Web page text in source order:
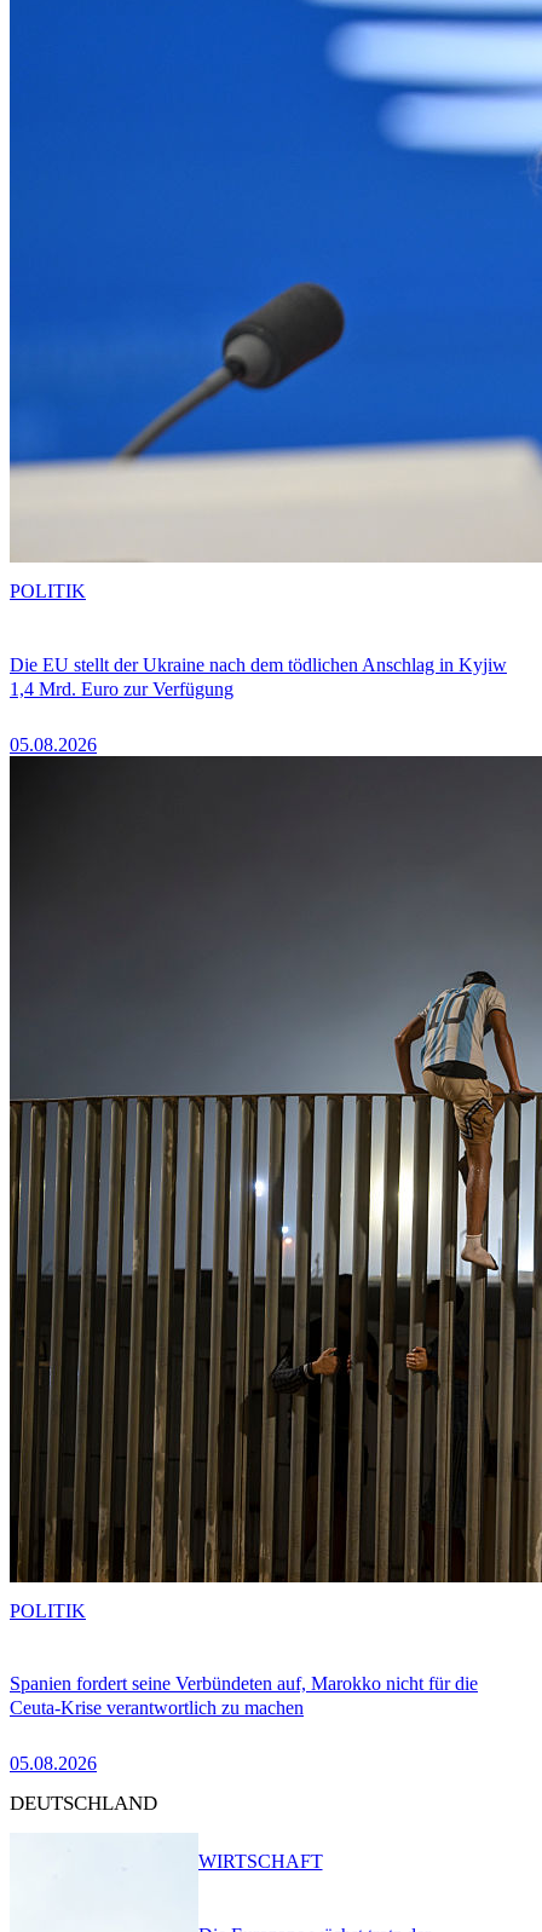
Die EU stellt der Ukraine nach dem tödlichen Anschlag in Kyjiw
1,4 Mrd. Euro zur Verfügung
05.08.2026
POLITIK
Spanien fordert seine Verbündeten auf, Marokko nicht für die
Ceuta-Krise verantwortlich zu machen
05.08.2026
POLITIK
DEUTSCHLAND
WIRTSCHAFT